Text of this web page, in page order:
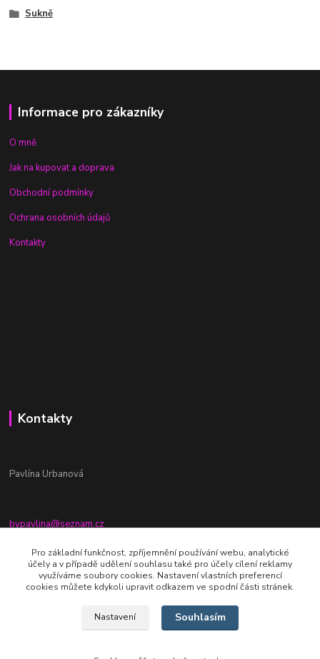
Sukně
Informace pro zákazníky
O mně
Jak na kupovat a doprava
Obchodní podmínky
Ochrana osobních údajů
Kontakty
Kontakty
Pavlína Urbanová
bypavlina@seznam.cz
+420774917196
Fb stránka - By pavlina
Pro základní funkčnost, zpříjemnění používání webu, analytické
účely a v případě udělení souhlasu také pro účely cílení reklamy
využíváme soubory cookies. Nastavení vlastních preferencí
cookies můžete kdykoli upravit odkazem ve spodní části stránek.
Nastavení Souhlasím